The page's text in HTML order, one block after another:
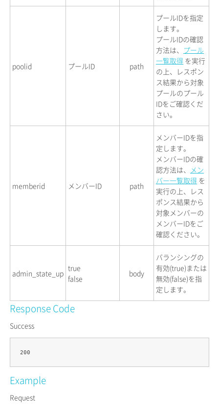
poolid プールID path
プールIDを指定
します。
プールIDの確認
方法は、 プール
一覧取得 を実行
の上、レスポン
ス結果から対象
プールのプール
IDをご確認くだ
さい。
memberid メンバーID path
メンバーIDを指
定します。
メンバーIDの確
認方法は、
メン
バー一覧取得 を
実行の上、レス
ポンス結果から
対象メンバーの
メンバーIDをご
確認ください。
admin_state_up
true
false
body
バランシングの
有効(true)または
無効(false)を指
定します。
Response Code
Success
Example
Request